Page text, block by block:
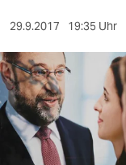
sport
berlin
nord
29.9.2017 19:35 Uhr